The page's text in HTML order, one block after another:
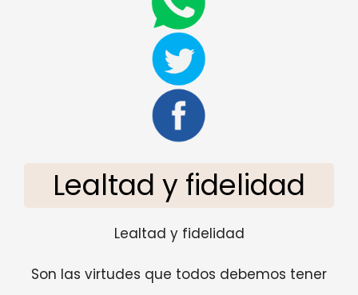
Lealtad y fidelidad
Lealtad y fidelidad
Son las virtudes que todos debemos tener